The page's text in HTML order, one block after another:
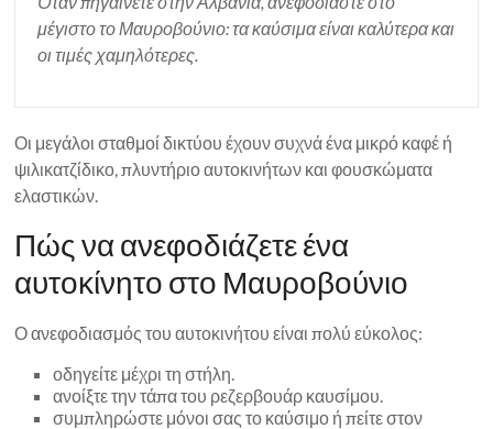
μέγιστο το Μαυροβούνιο: τα καύσιμα είναι καλύτερα και
οι τιμές χαμηλότερες.
Οι μεγάλοι σταθμοί δικτύου έχουν συχνά ένα μικρό καφέ ή
ψιλικατζίδικο, πλυντήριο αυτοκινήτων και φουσκώματα
ελαστικών.
Πώς να ανεφοδιάζετε ένα
αυτοκίνητο στο Μαυροβούνιο
Ο ανεφοδιασμός του αυτοκινήτου είναι πολύ εύκολος:
οδηγείτε μέχρι τη στήλη.
ανοίξτε την τάπα του ρεζερβουάρ καυσίμου.
συμπληρώστε μόνοι σας το καύσιμο ή πείτε στον